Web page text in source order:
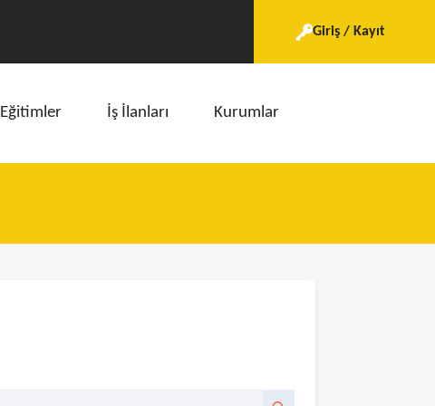
Giriş / Kayıt
Eğitimler İş İlanları Kurumlar